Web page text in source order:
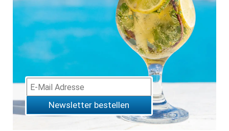
Newsletter bestellen